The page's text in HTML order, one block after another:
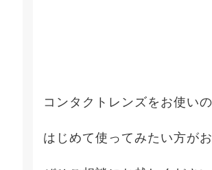
コンタクトレンズをお使いの
はじめて使ってみたい方が